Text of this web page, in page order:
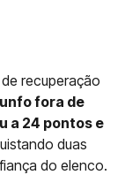
recuperação
fora de
a 24 pontos e
duas
do elenco.